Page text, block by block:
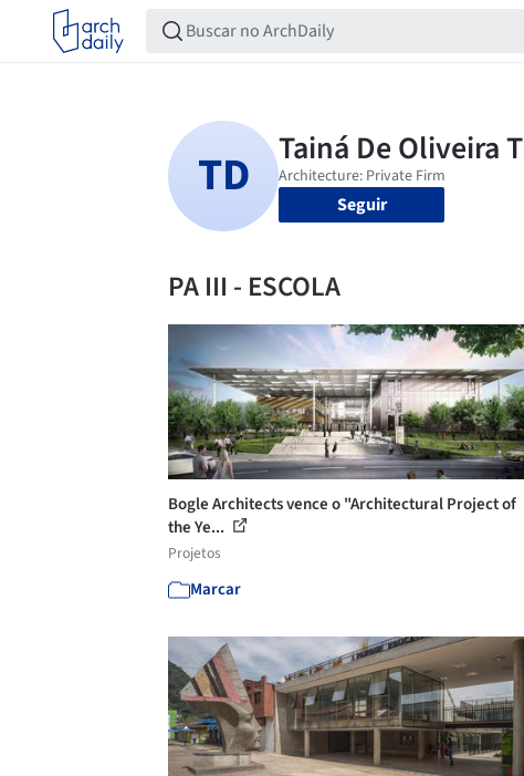
Seguir
PA III - ESCOLA
Bogle Architects vence o "Architectural Project of
the Ye...
Projetos
Marcar